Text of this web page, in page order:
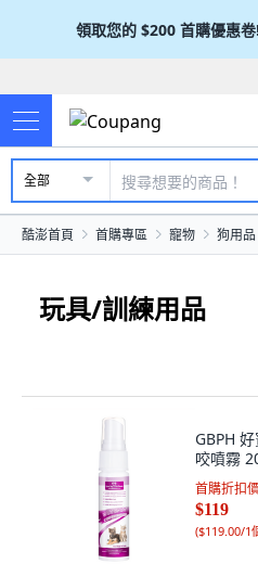
領取您的 $200 首購優惠
全部
酷澎首頁 首購專區 寵物 狗用品
玩具/訓練用品
GBPH
咬噴霧
首購折扣
$119
($119.00/1